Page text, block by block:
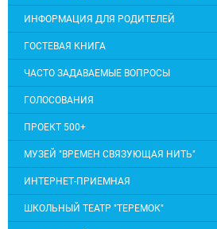
ИНФОРМАЦИЯ ДЛЯ РОДИТЕЛЕЙ
ГОСТЕВАЯ КНИГА
ЧАСТО ЗАДАВАЕМЫЕ ВОПРОСЫ
ГОЛОСОВАНИЯ
ПРОЕКТ 500+
МУЗЕЙ "ВРЕМЕН СВЯЗУЮЩАЯ НИТЬ"
ИНТЕРНЕТ-ПРИЕМНАЯ
ШКОЛЬНЫЙ ТЕАТР "ТЕРЕМОК"